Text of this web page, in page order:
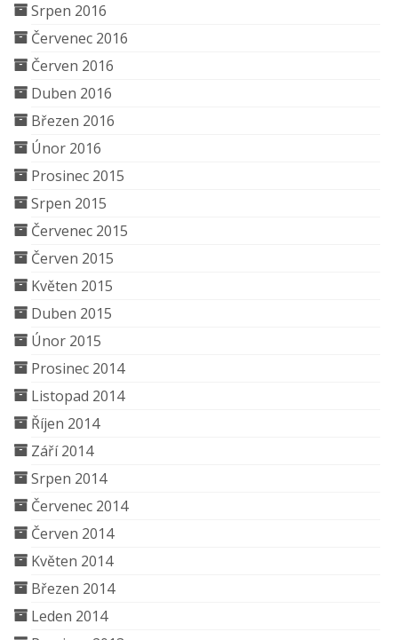
Srpen 2016
Červenec 2016
Červen 2016
Duben 2016
Březen 2016
Únor 2016
Prosinec 2015
Srpen 2015
Červenec 2015
Červen 2015
Květen 2015
Duben 2015
Únor 2015
Prosinec 2014
Listopad 2014
Říjen 2014
Září 2014
Srpen 2014
Červenec 2014
Červen 2014
Květen 2014
Březen 2014
Leden 2014